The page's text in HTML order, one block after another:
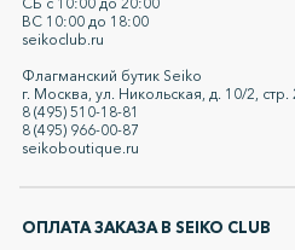
ВС 10:00 до 18:00
seikoclub.ru
Флагманский бутик Seiko
г. Москва, ул. Никольская, д. 10/2, стр.
8 (495) 510-18-81
8 (495) 966-00-87
seikoboutique.ru
ОПЛАТА ЗАКАЗА В SEIKO СLUB